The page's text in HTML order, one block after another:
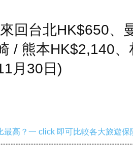
回台北HK$650、
/ 熊本HK$2,140
月30日)
高？一 click 即可比較各大旅遊保